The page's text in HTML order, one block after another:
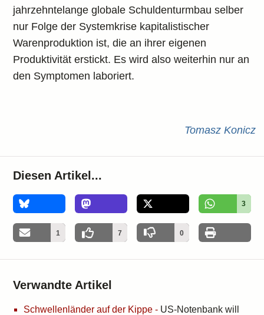
jahrzehntelange globale Schuldenturmbau selber
nur Folge der Systemkrise kapitalistischer
Warenproduktion ist, die an ihrer eigenen
Produktivität erstickt. Es wird also weiterhin nur an
den Symptomen laboriert.
Tomasz Konicz
Diesen Artikel...
3
1 7 0
Verwandte Artikel
Schwellenländer auf der Kippe - US-Notenbank will